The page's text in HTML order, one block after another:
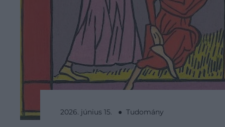
2026. június 15. ● Tudomány